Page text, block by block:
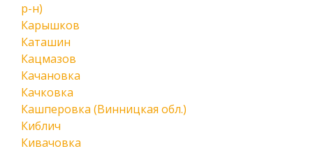
р-н)
Карышков
Каташин
Кацмазов
Качановка
Качковка
Кашперовка (Винницкая обл.)
Киблич
Кивачовка